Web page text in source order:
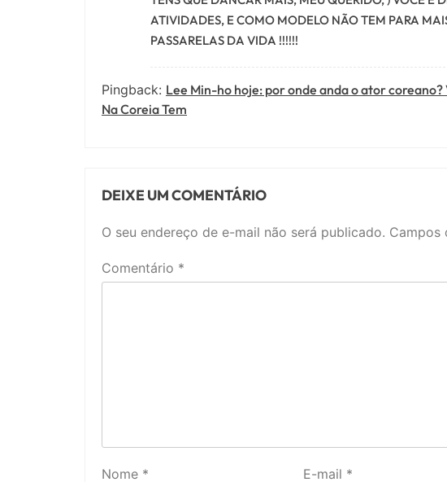
ATIVIDADES, E COMO MODELO NÃO TEM PARA
PASSARELAS DA VIDA !!!!!!
Pingback: Lee Min-ho hoje: por onde anda o ator
Na Coreia Tem
DEIXE UM COMENTÁRIO
O seu endereço de e-mail não será publicado. Campos
Comentário *
Nome * E-mail *